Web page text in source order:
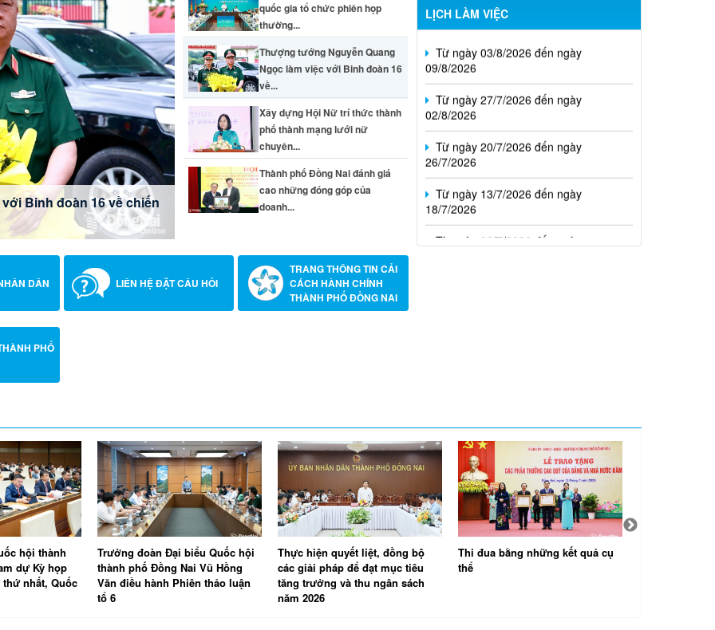
LỊCH LÀM VIỆC
Từ ngày 03/8/2026 đến ngày
Từ ngày 27/7/2026 đến ngày
02/8/2026
Từ ngày 20/7/2026 đến ngày
26/7/2026
Từ ngày 13/7/2026 đến ngày
18/7/2026
Từ ngày 06/7/2026 đến ngày
12/7/2026
liền Việt Nam -
họp thường kỳ
Binh đoàn 16 về chiến
lưới nữ chuyên gia chất
góp của doanh nghiệp
quốc gia tổ chức phiên họp
thường...
Thượng tướng Nguyễn Quang
Ngọc làm việc với Binh đoàn 16
về...
Xây dựng Hội Nữ trí thức thành
phố thành mạng lưới nữ
chuyên...
Thành phố Đồng Nai đánh giá
cao những đóng góp của
doanh...
DÂN LIÊN HỆ ĐẶT CÂU HỎI
TRANG THÔNG TIN CẢI
CÁCH HÀNH CHÍNH
THÀNH PHỐ ĐỒNG NAI
PHỐ
hội thành
dự Kỳ họp
nhất, Quốc
Trưởng đoàn Đại biểu Quốc hội
thành phố Đồng Nai Vũ Hồng
Văn điều hành Phiên thảo luận
tổ 6
Thực hiện quyết liệt, đồng bộ
các giải pháp để đạt mục tiêu
tăng trưởng và thu ngân sách
năm 2026
Thi đua bằng những kết quả cụ
thể